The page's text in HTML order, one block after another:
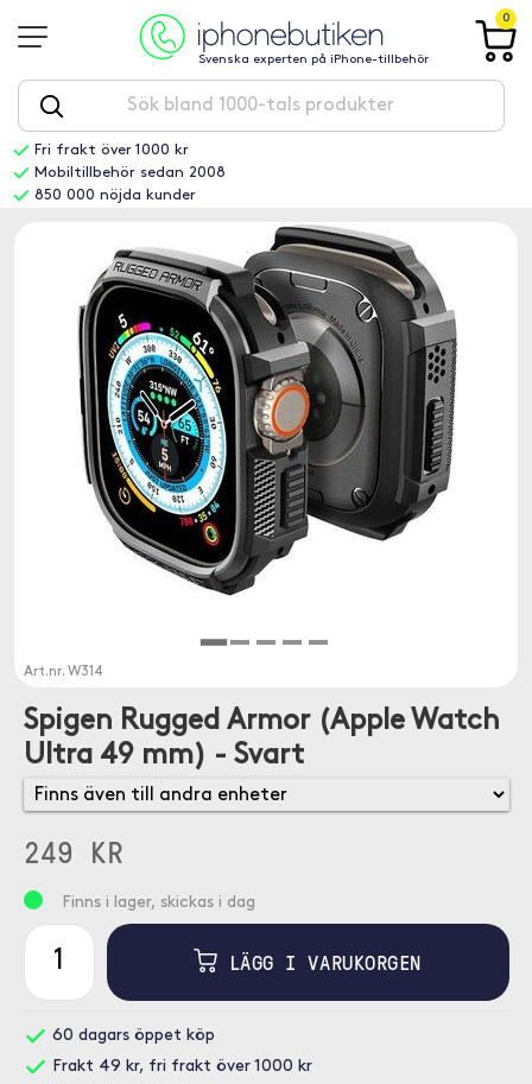
Svenska experten på iPhone-tillbehör
0
Fri frakt över 1000 kr
Mobiltillbehör sedan 2008
850 000 nöjda kunder
Art.nr. W314
Spigen Rugged Armor (Apple Watch
Ultra 49 mm) - Svart
249 KR
Finns i lager, skickas i dag
LÄGG I VARUKORGEN
60 dagars öppet köp
Frakt 49 kr, fri frakt över 1000 kr